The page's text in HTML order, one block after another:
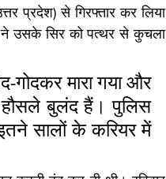
प्रदेश) से गिरफ्तार कर लिया
ने उसके सिर को पत्थर से कुचला
गोदकर मारा गया और
हौसले बुलंद हैं। पुलिस
सालों के करियर में